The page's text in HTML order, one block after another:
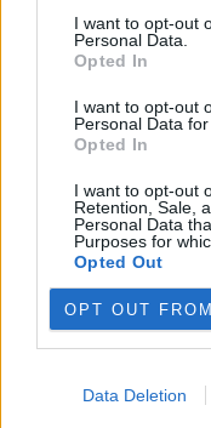
I want to opt-out
Personal Data.
Opted In
I want to opt-out
Personal Data
Opted In
I want to opt-out
Retention, Sale,
Personal Data
Purposes for
Opted Out
OPT OUT
Data Deletion
Návrh zákona o
místopředseda vlády
tělovýchovyEduard
Parlamentu České
vypracoval rovněž
body dnešního jednání
vlády.
České firmy mají
milionů dolarů
13.6.2001 08:07 | JIHLAVA/
České firmy mají
sítě v ukrajinském
uvedl tiskový mluvčí
tohoto projektu by se